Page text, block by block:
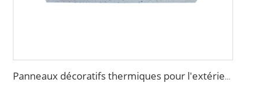
Panneaux décoratifs thermiques pour l'extérieur, panneau structural isolant, panneau sandwich en mousse